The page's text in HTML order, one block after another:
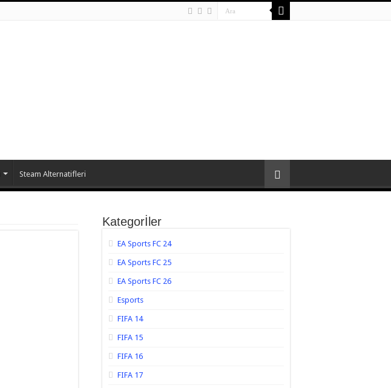
Steam Alternatifleri
Kategorİler
EA Sports FC 24
EA Sports FC 25
EA Sports FC 26
Esports
FIFA 14
FIFA 15
FIFA 16
FIFA 17